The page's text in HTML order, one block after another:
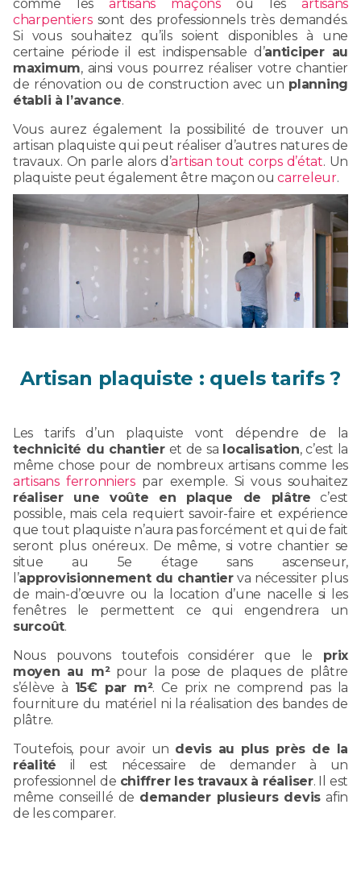
comme lesartisans maçonsou lesartisans
charpentierssont des professionnels très demandés.
Si vous souhaitez qu’ils soient disponibles à une
certaine période il est indispensable d’anticiper au
maximum, ainsi vous pourrez réaliser votre chantier
de rénovation ou de construction avec un planning
établi à l’avance.
Vous aurez également la possibilité de trouver un
artisan plaquiste qui peut réaliser d’autres natures de
travaux. On parle alors d’artisan tout corps d’état. Un
plaquiste peut également être maçon oucarreleur.
Artisan plaquiste : quels tarifs ?
Les tarifs d’un plaquiste vont dépendre de la
technicité du chantieret de sa localisation, c’est la
même chose pour de nombreux artisans comme les
artisans ferronnierspar exemple. Si vous souhaitez
réaliser une voûte en plaque de plâtre c’est
possible, mais cela requiert savoir-faire et expérience
que tout plaquiste n’aura pas forcément et qui de fait
seront plus onéreux. De même, si votre chantier se
situe au 5e étage sans ascenseur,
l’approvisionnement du chantierva nécessiter plus
de main-d’œuvre ou la location d’une nacelle si les
fenêtres le permettent ce qui engendrera un
surcoût.
Nous pouvons toutefois considérer que le prix
moyen au m²pour la pose de plaques de plâtre
s’élève à 15€ par m². Ce prix ne comprend pas la
fourniture du matériel ni la réalisation des bandes de
plâtre.
Toutefois, pour avoir un devis au plus près de la
réalité il est nécessaire de demander à un
professionnel de chiffrer les travaux à réaliser. Il est
même conseillé de demander plusieurs devisafin
de les comparer.